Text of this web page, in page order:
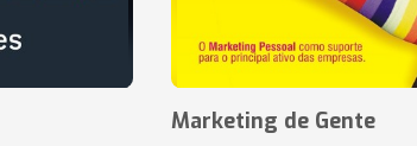
Marketing de Gente